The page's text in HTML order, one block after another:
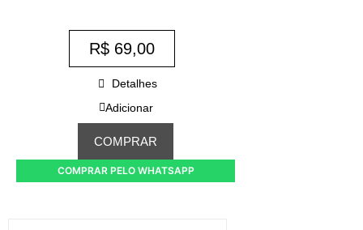
R$69,00
Detalhes
Adicionar
COMPRAR
COMPRAR PELO WHATSAPP